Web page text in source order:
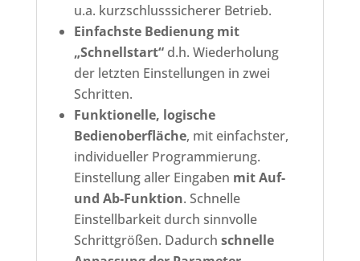
u.a. kurzschlusssicherer Betrieb.
Einfachste Bedienung mit
„Schnellstart“d.h. Wiederholung
der letzten Einstellungen in zwei
Schritten.
Funktionelle, logische
Bedienoberfläche, mit einfachster,
individueller Programmierung.
Einstellung aller Eingaben mit Auf-
und Ab-Funktion. Schnelle
Einstellbarkeit durch sinnvolle
Schrittgrößen. Dadurch schnelle